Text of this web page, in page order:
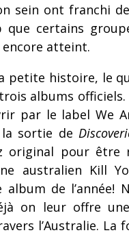
sein ont franchi
que certains
encore atteint.
histoire, le
albums
par le label We
la sortie de
original pour être
australien Kill
album de l’année!
on leur offre
l’Australie. La